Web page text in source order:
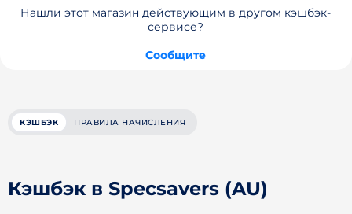
Нашли этот магазин действующим в другом кэшбэк-
сервисе?
Сообщите
КЭШБЭК ПРАВИЛА НАЧИСЛЕНИЯ
Кэшбэк в Specsavers (AU)